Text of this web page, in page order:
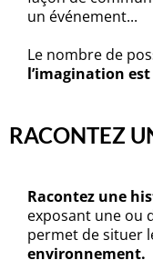
un événement...
Le nombre de
l’imagination
RACONTEZ
Racontez une
exposant une ou
permet de situer
environnement.